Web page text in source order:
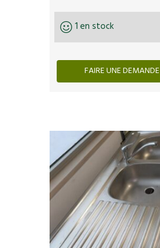
1 en stock
FAIRE UNE DEMANDE